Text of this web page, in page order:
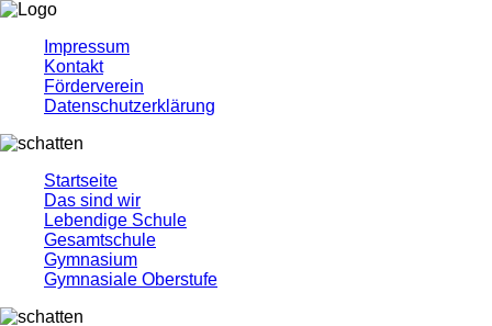
Impressum
Kontakt
Förderverein
Datenschutzerklärung
Startseite
Das sind wir
Lebendige Schule
Gesamtschule
Gymnasium
Gymnasiale Oberstufe